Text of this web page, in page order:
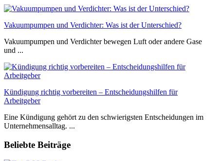
Vakuumpumpen und Verdichter: Was ist der Unterschied?
Vakuumpumpen und Verdichter bewegen Luft oder andere Gase
und ...
Kündigung richtig vorbereiten – Entscheidungshilfen für
Arbeitgeber
Eine Kündigung gehört zu den schwierigsten Entscheidungen im
Unternehmensalltag. ...
Beliebte Beiträge